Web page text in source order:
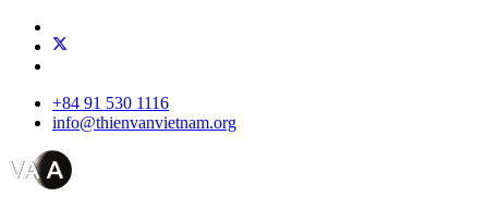
+84 91 530 1116
info@thienvanvietnam.org